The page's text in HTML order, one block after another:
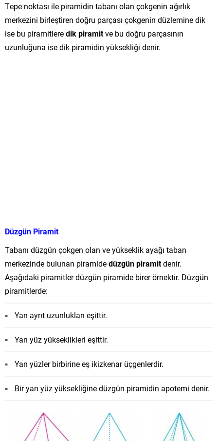
Tepe noktası ile piramidin tabanı olan çokgenin ağırlık
merkezini birleştiren doğru parçası çokgenin düzlemine dik
ise bu piramitleredik piramitve bu doğru parçasının
uzunluğuna ise dik piramidin yüksekliği denir.
Düzgün Piramit
Tabanı düzgün çokgen olan ve yükseklik ayağı taban
merkezinde bulunan piramidedüzgün piramitdenir.
Aşağıdaki piramitler düzgün piramide birer örnektir. Düzgün
piramitlerde:
Yan ayrıt uzunlukları eşittir.
Yan yüz yükseklikleri eşittir.
Yan yüzler birbirine eş ikizkenar üçgenlerdir.
Bir yan yüz yüksekliğine düzgün piramidin apotemi denir.